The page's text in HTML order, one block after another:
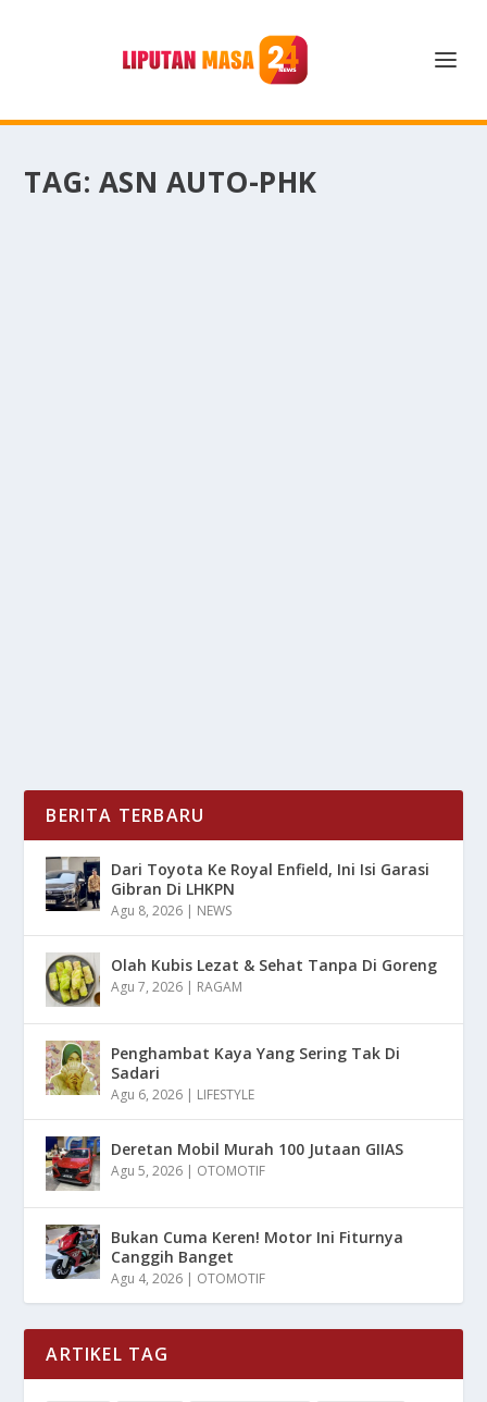
TAG: ASN AUTO-PHK
BERITA TERBARU
Dari Toyota Ke Royal Enfield, Ini Isi Garasi
Gibran Di LHKPN
Agu 8, 2026 | NEWS
Olah Kubis Lezat & Sehat Tanpa Di Goreng
Agu 7, 2026 | RAGAM
Penghambat Kaya Yang Sering Tak Di
Sadari
Agu 6, 2026 | LIFESTYLE
Deretan Mobil Murah 100 Jutaan GIIAS
Agu 5, 2026 | OTOMOTIF
Bukan Cuma Keren! Motor Ini Fiturnya
Canggih Banget
Agu 4, 2026 | OTOMOTIF
ARTIKEL TAG